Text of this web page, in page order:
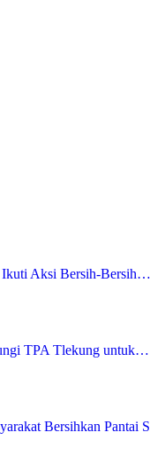
Ikuti Aksi Bersih-Bersih…
TPA Tlekung untuk…
Bersihkan Pantai